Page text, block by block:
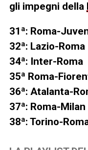
gli impegni della
31ª: Roma-
32ª: Lazio-Roma
34ª: Inter-Roma
35ª Roma-
36ª: Atalanta-
37ª: Roma-Milan
38ª: Torino-